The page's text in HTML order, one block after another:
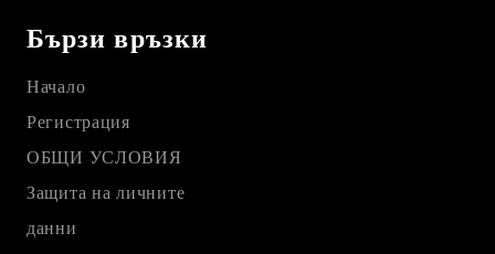
Бързи връзки
Начало
Регистрация
ОБЩИ УСЛОВИЯ
Защита на личните
данни